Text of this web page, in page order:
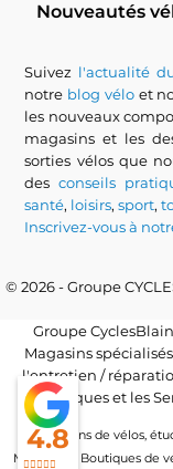
Nouveautés
Suivez l'actualité
notre blog véloet
les nouveaux
magasins et les
sorties vélos que
desconseils
santé, loisirs,sport,
Inscrivez-vous à
© 2026 - Groupe
Groupe
Magasins
l'entretien /
électriques et les
Locations de vélos,
Magasins / Boutiques de
4.8